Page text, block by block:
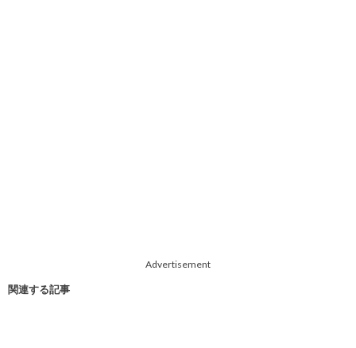
Advertisement
関連する記事